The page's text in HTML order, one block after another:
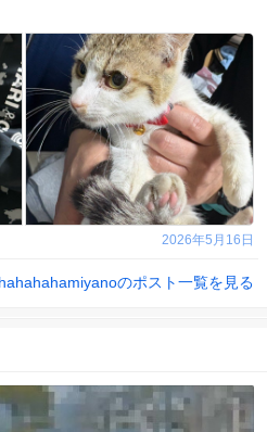
2026年5月16日
hahahahamiyanoのポスト一覧を見る